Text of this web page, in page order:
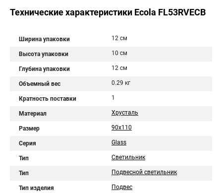
Технические характеристики Ecola FL53RVECB
Ширина упаковки 12 см
Высота упаковки 10 см
Глубина упаковки 12 см
Объемный вес 0.29 кг
Кратность поставки 1
Материал Хрусталь
Размер 90x110
Серия Glass
Тип Светильник
Тип Подвесной светильник
Тип изделия Подвес